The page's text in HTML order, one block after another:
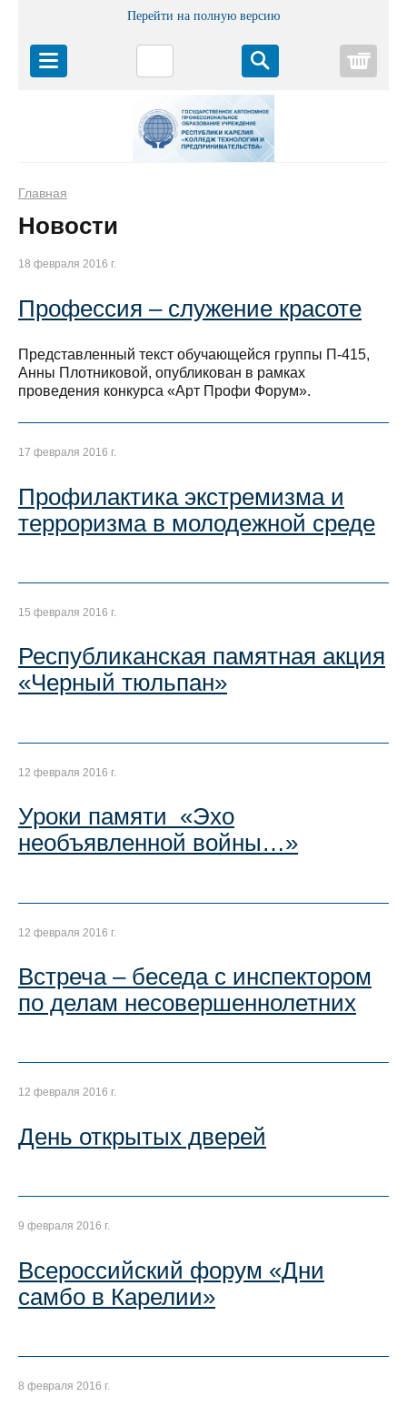
Перейти на полную версию
Главная
Новости
18 февраля 2016 г.
Профессия – служение красоте
Представленный текст обучающейся группы П-415,
Анны Плотниковой, опубликован в рамках
проведения конкурса «Арт Профи Форум».
17 февраля 2016 г.
Профилактика экстремизма и
терроризма в молодежной среде
15 февраля 2016 г.
Республиканская памятная акция
«Черный тюльпан»
12 февраля 2016 г.
Уроки памяти «Эхо
необъявленной войны…»
12 февраля 2016 г.
Встреча – беседа с инспектором
по делам несовершеннолетних
12 февраля 2016 г.
День открытых дверей
9 февраля 2016 г.
Всероссийский форум «Дни
самбо в Карелии»
8 февраля 2016 г.